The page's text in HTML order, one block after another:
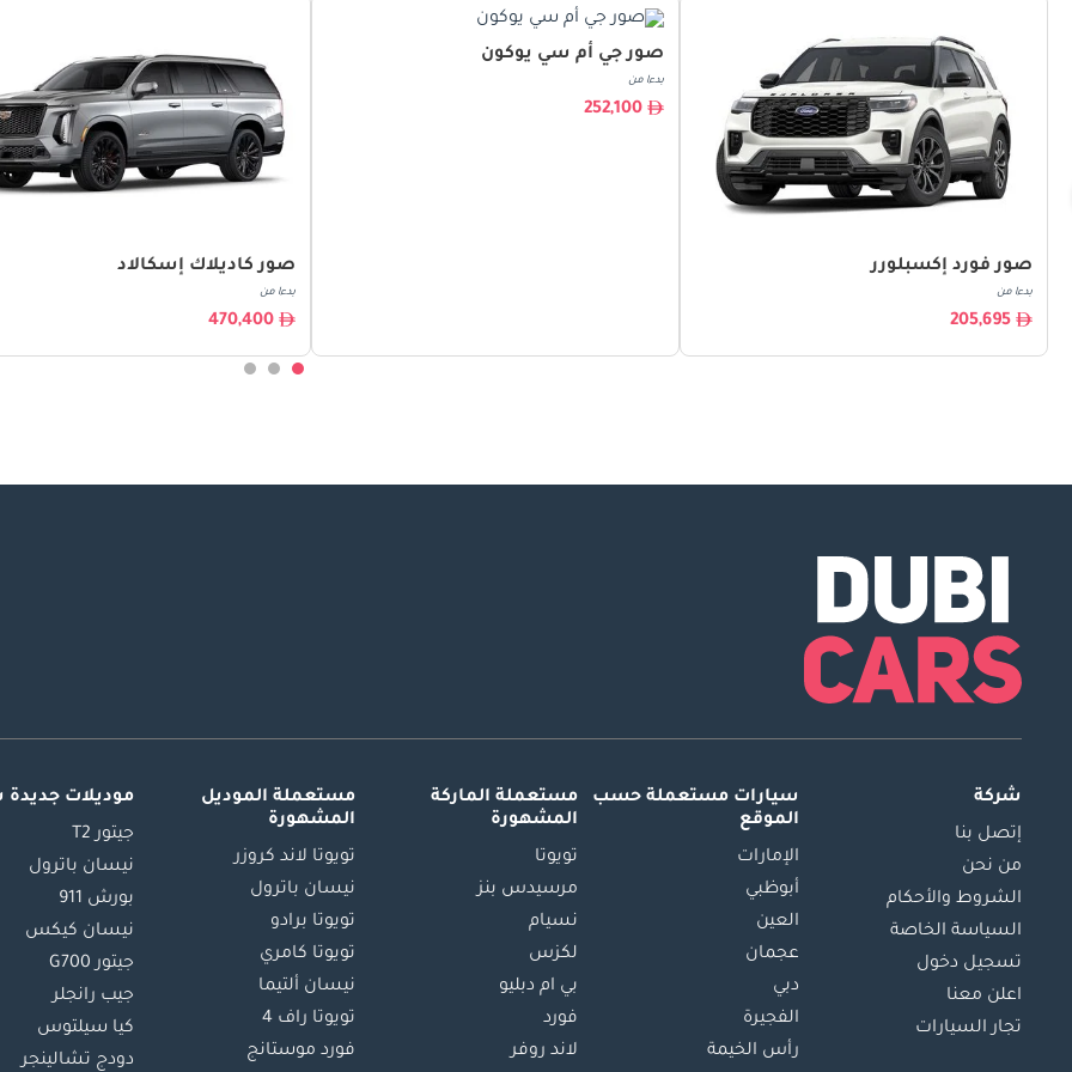
صور فورد إكسبلورر
بدءا من
205,695
صور جي أم سي يوكون
بدءا من
252,100
صور كاديلاك إسكالاد
بدءا من
470,400
شركة
إتصل بنا
من نحن
الشروط والأحكام
السياسة الخاصة
تسجيل دخول
اعلن معنا
تجار السيارات
سيارات مستعملة حسب
الموقع
الإمارات
أبوظبي
العين
عجمان
دبي
الفجيرة
رأس الخيمة
مستعملة الماركة
المشهورة
تويوتا
مرسيدس بنز
نسيام
لكزس
بي ام دبليو
فورد
لاند روفر
مستعملة الموديل
المشهورة
تويوتا لاند كروزر
نيسان باترول
تويوتا برادو
تويوتا كامري
نيسان ألتيما
تويوتا راف 4
فورد موستانج
موديلات
جيتور T2
نيسان باترول
بورش 911
نيسان كيكس
جيتور G700
جيب رانجلر
كيا سيلتوس
دودج تشالينجر